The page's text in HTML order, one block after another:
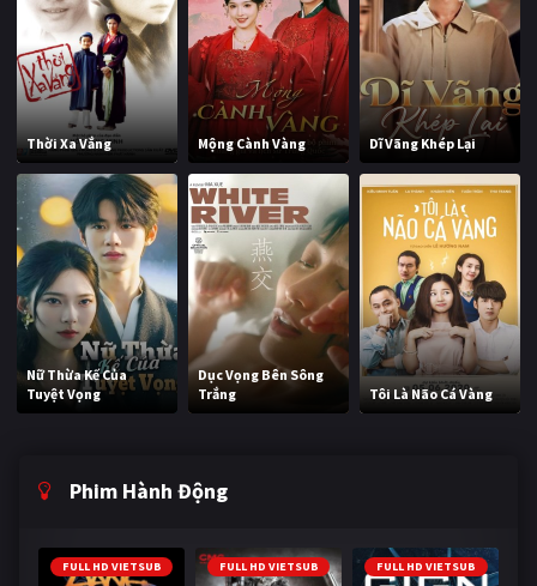
Thời Xa Vắng Mộng Cành Vàng Dĩ Vãng Khép Lại
Nữ Thừa Kế Của
Tuyệt Vọng
Dục Vọng Bên Sông
Trắng
Tôi Là Não Cá Vàng
Phim Hành Động
FULL HD VIETSUB FULL HD VIETSUB FULL HD VIETSUB